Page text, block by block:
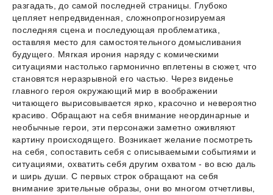
разгадать, до самой последней страницы. Глубоко
цепляет непредвиденная, сложнопрогнозируемая
последняя сцена и последующая проблематика,
оставляя место для самостоятельного домысливания
будущего. Мягкая ирония наряду с комическими
ситуациями настолько гармонично вплетены в сюжет, что
становятся неразрывной его частью. Через виденье
главного героя окружающий мир в воображении
читающего вырисовывается ярко, красочно и невероятно
красиво. Обращают на себя внимание неординарные и
необычные герои, эти персонажи заметно оживляют
картину происходящего. Возникает желание посмотреть
на себя, сопоставить себя с описываемыми событиями и
ситуациями, охватить себя другим охватом - во всю даль
и ширь души. С первых строк обращают на себя
внимание зрительные образы, они во многом отчетливы,